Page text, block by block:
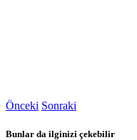
Önceki Sonraki
Bunlar da ilginizi çekebilir